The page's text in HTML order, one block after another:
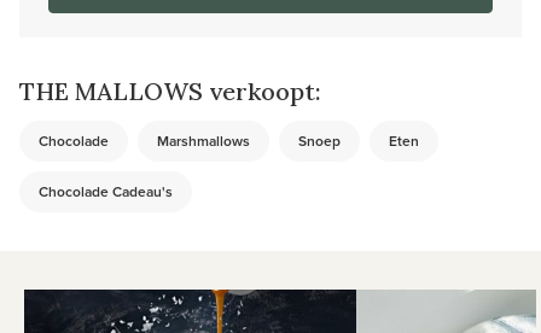
THE MALLOWS verkoopt:
Chocolade Marshmallows Snoep Eten
Chocolade Cadeau's